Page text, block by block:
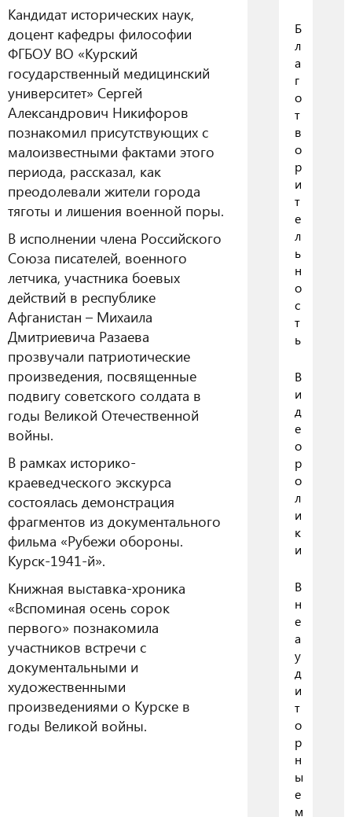
Кандидат исторических наук,
доцент кафедры философии
ФГБОУ ВО «Курский
государственный медицинский
университет» Сергей
Александрович Никифоров
познакомил присутствующих с
малоизвестными фактами этого
периода, рассказал, как
преодолевали жители города
тяготы и лишения военной поры.
В исполнении члена Российского
Союза писателей, военного
летчика, участника боевых
действий в республике
Афганистан – Михаила
Дмитриевича Разаева
прозвучали патриотические
произведения, посвященные
подвигу советского солдата в
годы Великой Отечественной
войны.
В рамках историко-
краеведческого экскурса
состоялась демонстрация
фрагментов из документального
фильма «Рубежи обороны.
Курск-1941-й».
Книжная выставка-хроника
«Вспоминая осень сорок
первого» познакомила
участников встречи с
документальными и
художественными
произведениями о Курске в
годы Великой войны.
Б
л
а
г
о
т
в
о
р
и
т
е
л
ь
н
о
с
т
ь
В
и
д
е
о
р
о
л
и
к
и
В
н
е
а
у
д
и
т
о
р
н
ы
е
м